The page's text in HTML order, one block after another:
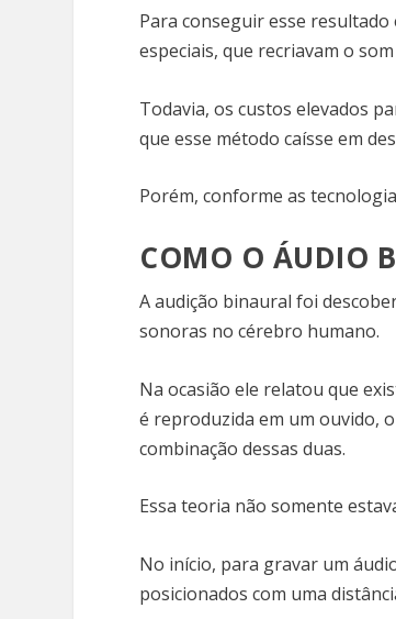
Para conseguir esse
especiais, que recriavam o
Todavia, os custos elevados
que esse método caísse em
Porém, conforme as
COMO O ÁUDIO
A audição binaural foi
sonoras no cérebro humano.
Na ocasião ele relatou que
é reproduzida em um ouvido,
combinação dessas duas.
Essa teoria não somente
No início, para gravar um
posicionados com uma